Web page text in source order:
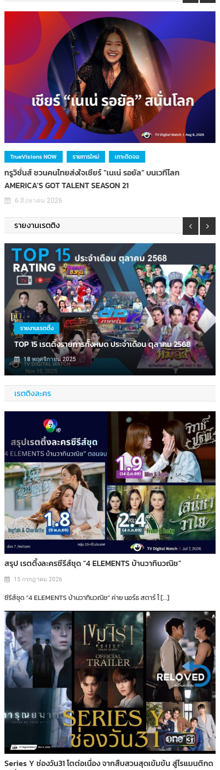
ช่อง 7 ธุรกิจและการพัฒนา รายการใหม่
เปิดที่มารายการใหม่ “รสแลกเงิน” จากช่อง 7 สสส. เฮลิโคเนีย เอช
กรุ๊ป
3 สิงหาคม 2026
รายงานเรตติง
รายงานเรตติ้ง
TOP 15 เรตติ้งรายการท้ังหมด ประจำเดือน ตุลาคม 2568
18 พฤศจิกายน 2025
เรตติงละคร
สรุป เรตติ้งละครซีรีส์ชุด “4 ELEMENTS บ้านวาทินวณิช”
15 กรกฎาคม 2026
ซีรีส์ชุด “4 ELEMENTS บ้านวาทินวณิช” ค่าย นอร์ธ สตาร์ โ […]
Series Y ช่องวัน31 โตต่อเนื่อง จากสืบสวนสุดเข้มข้น สู่โรแมนติกด